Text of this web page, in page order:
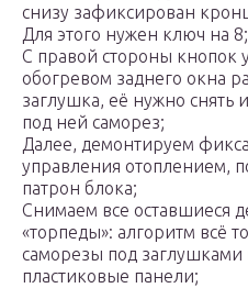
снизу зафиксирован
Для этого нужен ключ на 8;
С правой стороны кнопок
обогревом заднего окна
заглушка, её нужно снять
под ней саморез;
Далее, демонтируем
управления отоплением,
патрон блока;
Снимаем все оставшиеся
«торпеды»: алгоритм всё
саморезы под
пластиковые панели;